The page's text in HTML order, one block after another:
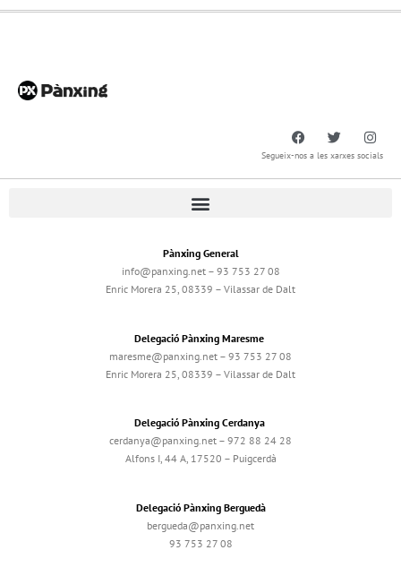
Segueix-nos a les xarxes socials
Pànxing General
info@panxing.net – 93 753 27 08
Enric Morera 25, 08339 – Vilassar de Dalt
Delegació Pànxing Maresme
maresme@panxing.net – 93 753 27 08
Enric Morera 25, 08339 – Vilassar de Dalt
Delegació Pànxing Cerdanya
cerdanya@panxing.net – 972 88 24 28
Alfons I, 44 A, 17520 – Puigcerdà
Delegació Pànxing Berguedà
bergueda@panxing.net
93 753 27 08